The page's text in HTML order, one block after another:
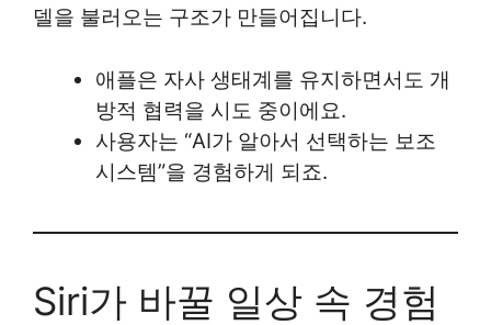
델을 불러오는 구조가 만들어집니다.
애플은 자사 생태계를 유지하면서도 개
방적 협력을 시도 중이에요.
사용자는 “AI가 알아서 선택하는 보조
시스템”을 경험하게 되죠.
Siri가 바꿀 일상 속 경험